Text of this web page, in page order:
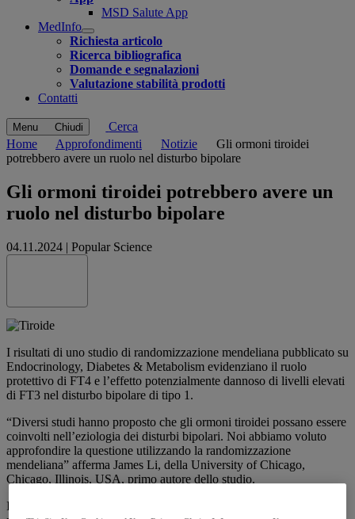
MSD Salute App
MedInfo
Open
submenu
Richiesta articolo
Ricerca bibliografica
Domande e segnalazioni
Valutazione stabilità prodotti
Contatti
Menu Chiudi
Cerca
Home
Approfondimenti Notizie
Gli ormoni tiroidei
potrebbero avere un ruolo nel disturbo bipolare
Gli ormoni tiroidei potrebbero avere un
ruolo nel disturbo bipolare
04.11.2024 | Popular Science
I risultati di uno studio di randomizzazione mendeliana pubblicato su
Endocrinology, Diabetes & Metabolism evidenziano il ruolo
protettivo di FT4 e l’effetto potenzialmente dannoso di livelli elevati
di FT3 nel disturbo bipolare di tipo 1.
“Diversi studi hanno proposto che gli ormoni tiroidei possano essere
coinvolti nell’eziologia dei disturbi bipolari. Noi abbiamo voluto
approfondire la questione utilizzando la randomizzazione
mendeliana” afferma James Li, della University of Chicago,
Chicago, Illinois, USA, primo autore dello studio.
I ricercatori hanno utilizzato un approccio di randomizzazione